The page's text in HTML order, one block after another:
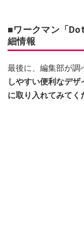
■ワークマン「
細情報
最後に、編集部が調
しやすい便利なデ
に取り入れてみてく